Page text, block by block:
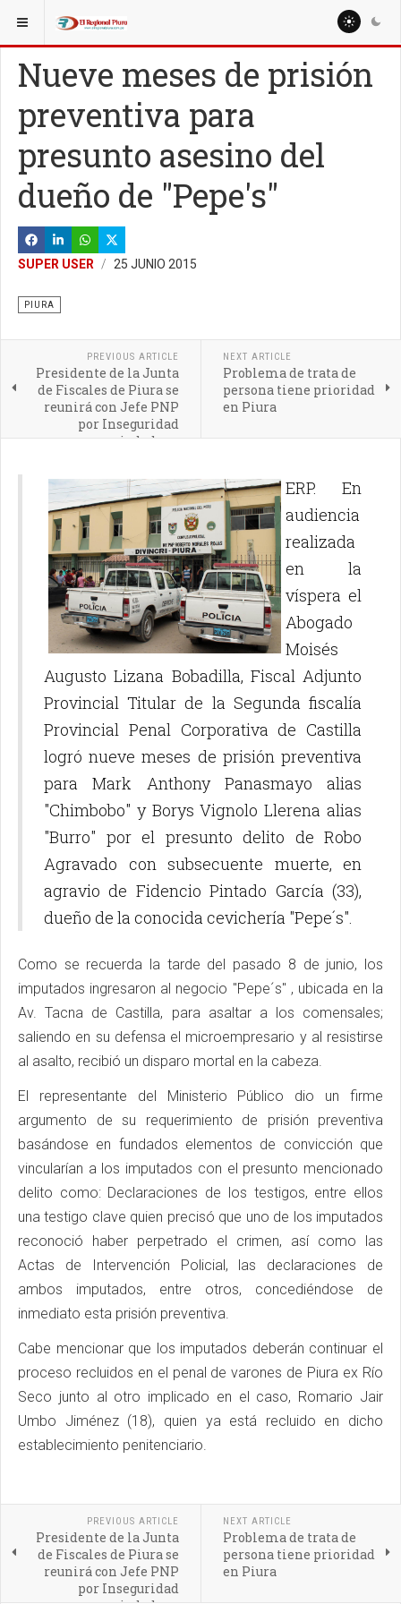
ESTÁ AQUÍ: REGIÓN PIURA
Nueve meses de prisión
preventiva para
presunto asesino del
dueño de "Pepe's"
SUPER USER 25 JUNIO 2015
PIURA
PREVIOUS ARTICLE
Presidente de la Junta
de Fiscales de Piura se
reunirá con Jefe PNP
por Inseguridad
ciudadana
NEXT ARTICLE
Problema de trata de
persona tiene prioridad
en Piura
ERP. En
audiencia
realizada
en la
víspera el
Abogado
Moisés
Augusto Lizana Bobadilla, Fiscal Adjunto
Provincial Titular de la Segunda fiscalía
Provincial Penal Corporativa de Castilla
logró nueve meses de prisión preventiva
para Mark Anthony Panasmayo alias
"Chimbobo" y Borys Vignolo Llerena alias
"Burro" por el presunto delito de Robo
Agravado con subsecuente muerte, en
agravio de Fidencio Pintado García (33),
dueño de la conocida cevichería "Pepe´s".
Como se recuerda la tarde del pasado 8 de junio, los
imputados ingresaron al negocio "Pepe´s" , ubicada en la
Av. Tacna de Castilla, para asaltar a los comensales;
saliendo en su defensa el microempresario y al resistirse
al asalto, recibió un disparo mortal en la cabeza.
El representante del Ministerio Público dio un firme
argumento de su requerimiento de prisión preventiva
basándose en fundados elementos de convicción que
vincularían a los imputados con el presunto mencionado
delito como: Declaraciones de los testigos, entre ellos
una testigo clave quien precisó que uno de los imputados
reconoció haber perpetrado el crimen, así como las
Actas de Intervención Policial, las declaraciones de
ambos imputados, entre otros, concediéndose de
inmediato esta prisión preventiva.
Cabe mencionar que los imputados deberán continuar el
proceso recluidos en el penal de varones de Piura ex Río
Seco junto al otro implicado en el caso, Romario Jair
Umbo Jiménez (18), quien ya está recluido en dicho
establecimiento penitenciario.
PREVIOUS ARTICLE
Presidente de la Junta
de Fiscales de Piura se
reunirá con Jefe PNP
por Inseguridad
NEXT ARTICLE
Problema de trata de
persona tiene prioridad
en Piura